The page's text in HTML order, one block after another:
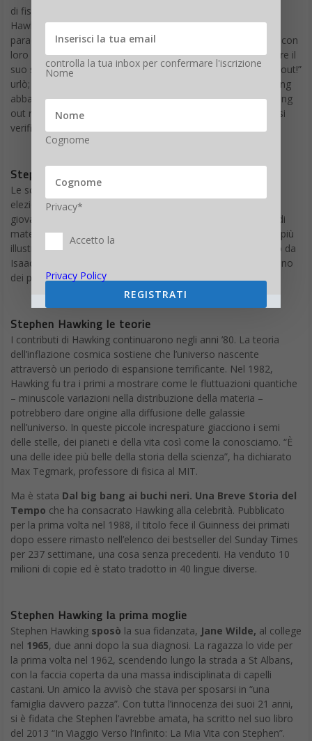
di fisica teorica all’Università di Southampton, ricorda come
Hawking annunciò ai studenti la sua inversione a U sul
paradosso informativo. Stava discutendo delle loro ricerche con
loro al pub quando Taylor si accorse che stava facendo girare il
suo sintetizzatore vocale al massimo. “Sto facendo coming out!”
urlò; l’intero pub si voltò e guardò il gruppo prima che Hawking
abbassasse il volume e chiarisse la frase: “Sto facendo coming
out nell’ammettere che forse la perdita di informazioni non si
verifica”.
Stephen Hawking la carriera
Le scoperte diStephen Hawking
elezione nel 1974 alla Royal Society all’età eccezionalmente
giovane di 32 anni. Cinque anni dopo, divenne il professore di
matematica Lucasiano a Cambridge, probabilmente il ruolo più
illustre della Gran Bretagna, uno precedentemente detenuto da
Isaac Newton, Charles Babbage e Paul Dirac, quest’ultimo uno
dei padri fondatori della meccanica quantistica.
Stephen Hawking le teorie
I contributi di Hawking continuarono negli anni ’80. La teoria
dell’inflazione cosmica sostiene che l’universo nascente
attraversò un periodo di espansione terrificante. Nel 1982,
Hawking fu tra i primi a mostrare come le fluttuazioni quantiche
– minuscole variazioni nella distribuzione della materia –
potrebbero dare origine alla diffusione delle galassie
nell’universo. In queste piccole increspature giacciono i semi
delle stelle, dei pianeti e della vita così come la conosciamo. “È
una delle idee più belle della storia della scienza”, ha dichiarato
Max Tegmark, professore di fisica al MIT.
Ma è stata Dal big bang ai buchi neri. Una Breve Storia del
Tempo che ha consacrato Hawking alla celebrità. Pubblicato
per la prima volta nel 1988, il titolo fece il Guinness dei primati
dopo essere rimasto nell’elenco dei bestseller del Sunday Times
per 237 settimane, una cosa senza precedenti. Ha venduto 10
milioni di copie ed è stato tradotto in 40 lingue diverse.
Stephen Hawking la prima moglie
Stephen Hawking sposò la sua fidanzata, Jane Wilde, al college
nel 1965, due anni dopo la sua diagnosi. La ragazza lo vide per
la prima volta nel 1962, scendendo lungo la strada a St Albans,
con la faccia coperta da una massa indisciplinata di capelli
castani. Un amico la avvisò che stava per sposarsi in “una
famiglia davvero pazza”. Con tutta l’innocenza dei suoi 21 anni,
si è fidata che Stephen l’avrebbe amata, ha scritto nel suo libro
del 2013 “In Viaggio Verso l’Infinito: La Mia Vita con Stephen”.
controlla la tua inbox per confermare l'iscrizione
Nome
Cognome
Privacy*
Accetto la
Privacy Policy
REGISTRATI